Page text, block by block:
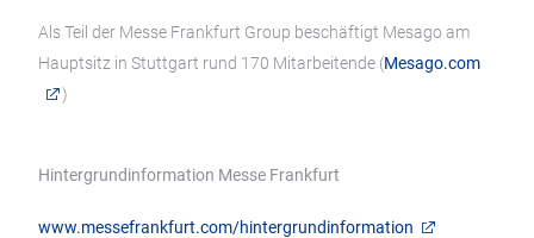
Als Teil der Messe Frankfurt Group beschäftigt Mesago am
Hauptsitz in Stuttgart rund 170 Mitarbeitende (Mesago.com
)
Hintergrundinformation Messe Frankfurt
www.messefrankfurt.com/hintergrundinformation